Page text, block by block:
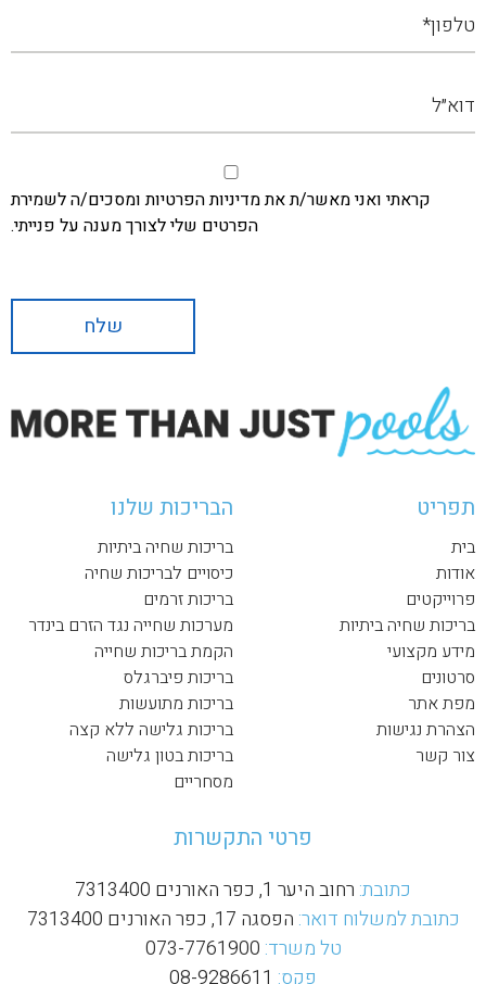
קראתי ואני מאשר/ת את מדיניות הפרטיות ומסכים/ה לשמירת
הפרטים שלי לצורך מענה על פנייתי.
תפריט
בית
אודות
פרוייקטים
בריכות שחיה ביתיות
מידע מקצועי
סרטונים
מפת אתר
הצהרת נגישות
צור קשר
הבריכות שלנו
בריכות שחיה ביתיות
כיסויים לבריכות שחיה
בריכות זרמים
מערכות שחייה נגד הזרם בינדר
הקמת בריכות שחייה
בריכות פיברגלס
בריכות מתועשות
בריכות גלישה ללא קצה
בריכות בטון גלישה
מסחריים
פרטי התקשרות
כתובת: רחוב היער 1, כפר האורנים 7313400
כתובת למשלוח דואר: הפסגה 17, כפר האורנים 7313400
טל משרד: 073-7761900
פקס: